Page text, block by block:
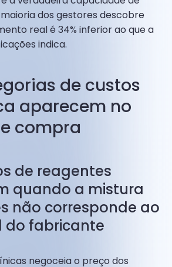
dos gestores descobre
real é 34% inferior ao que a
indica.
de custos
aparecem no
compra
de reagentes
quando a mistura
não corresponde ao
do fabricante
negoceia o preço dos